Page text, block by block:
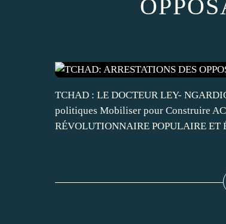
TCHAD : LE DOCTEUR LEY-
politiques Mobiliser pour Construire
RÉVOLUTIONNAIRE POPULAIRE ET